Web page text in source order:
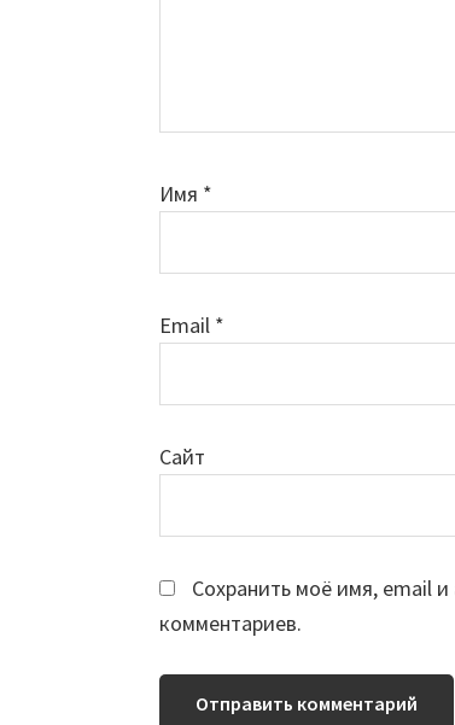
Имя *
Email *
Сайт
Сохранить моё имя, email
комментариев.